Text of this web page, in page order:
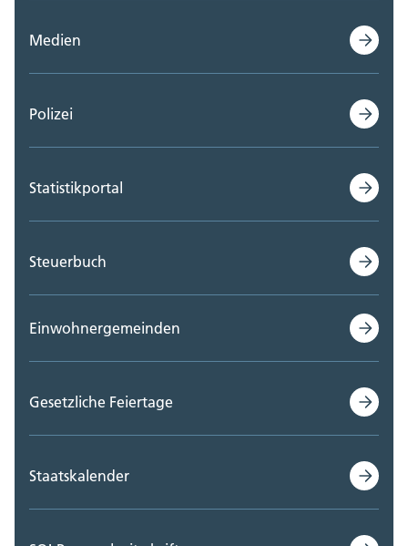
Medien
Polizei
Statistikportal
Steuerbuch
Einwohnergemeinden
Gesetzliche Feiertage
Staatskalender